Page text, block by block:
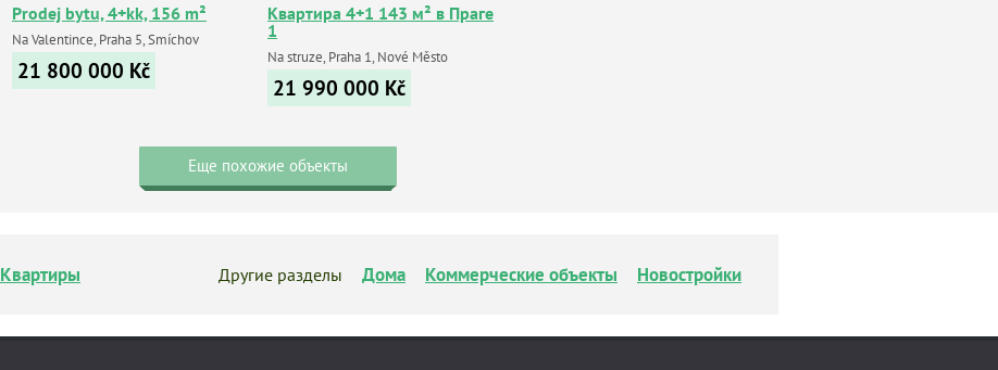
Prodej bytu, 4+kk, 156 m²
Na Valentince, Praha 5, Smíchov
21 800 000 Kč
Квартира 4+1 143 м² в Праге
1
Na struze, Praha 1, Nové Město
21 990 000 Kč
Еще похожие объекты
Квартиры Другие разделы Дома Коммерческие объекты Новостройки